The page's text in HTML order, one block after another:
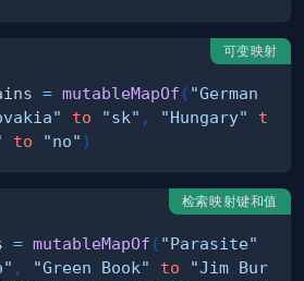
可变映射
= mutableMapOf ( "German
to "sk" , "Hungary"
t
to "no" )
检索映射键和值
= mutableMapOf ( "Parasite"
, "Green Book" to
"Jim Bur